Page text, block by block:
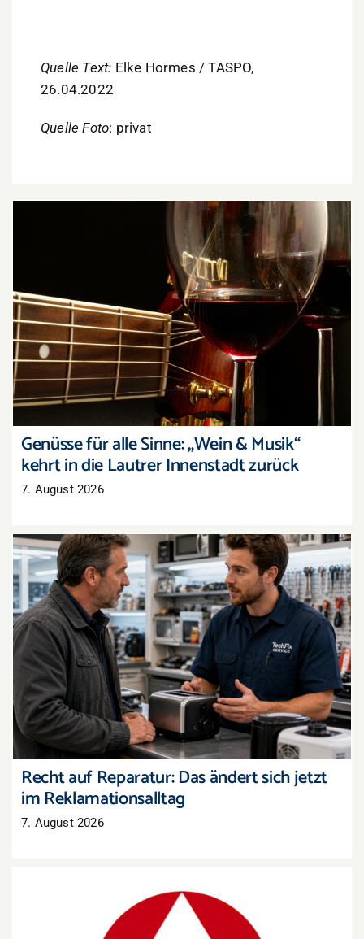
Quelle Text: Elke Hormes / TASPO,
26.04.2022
Quelle Foto: privat
Genüsse für alle Sinne: „Wein & Musik“ kehrt in
die Lautrer Innenstadt zurück
Genüsse für alle Sinne: „Wein & Musik“
kehrt in die Lautrer Innenstadt zurück
7. August 2026
Recht auf Reparatur: Das ändert sich jetzt im
Reklamationsalltag
Recht auf Reparatur: Das ändert sich jetzt
im Reklamationsalltag
7. August 2026